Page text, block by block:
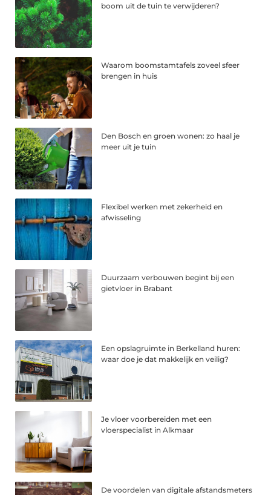
boom uit de tuin te verwijderen?
Waarom boomstamtafels zoveel sfeer
brengen in huis
Den Bosch en groen wonen: zo haal je
meer uit je tuin
Flexibel werken met zekerheid en
afwisseling
Duurzaam verbouwen begint bij een
gietvloer in Brabant
Een opslagruimte in Berkelland huren:
waar doe je dat makkelijk en veilig?
Je vloer voorbereiden met een
vloerspecialist in Alkmaar
De voordelen van digitale afstandsmeters